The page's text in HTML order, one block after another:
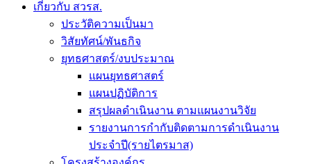
เกี่ยวกับ สวรส.
ประวัติความเป็นมา
วิสัยทัศน์/พันธกิจ
ยุทธศาสตร์/งบประมาณ
แผนยุทธศาสตร์
แผนปฏิบัติการ
สรุปผลดำเนินงาน ตามแผนงานวิจัย
รายงานการกำกับติดตามการดำเนินงาน
ประจำปี(รายไตรมาส)